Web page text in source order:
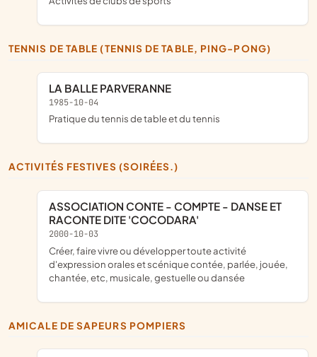
TENNIS DE TABLE (TENNIS DE TABLE, PING-PONG)
LA BALLE PARVERANNE
1985-10-04
pratique du tennis de table et du tennis
ACTIVITÉS FESTIVES (SOIRÉES.)
ASSOCIATION CONTE - COMPTE - DANSE ET
RACONTE DITE 'COCODARA'
2000-10-03
créer, faire vivre ou développer toute activité
d'expression orales et scénique contée, parlée, jouée,
chantée, etc, musicale, gestuelle ou dansée
AMICALE DE SAPEURS POMPIERS